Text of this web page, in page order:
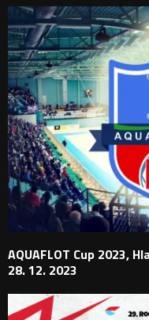
AQUAFLOT Cup 2023,
28. 12. 2023